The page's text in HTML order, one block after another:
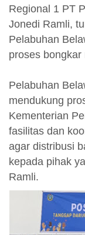
Regional 1 PT
Jonedi Ramli,
Pelabuhan
proses bongkar
Pelabuhan
mendukung
Kementerian
fasilitas dan
agar distribusi
kepada pihak
Ramli.